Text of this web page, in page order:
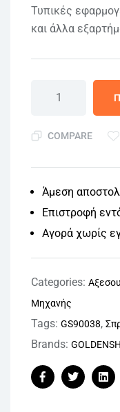
Τυπικές
και άλλα
COMPARE
Άμεση
Επιστροφή
Αγορά χωρίς
Categories:
Μηχανής
Tags: GS90038,
Brands:
FacebookTwitter